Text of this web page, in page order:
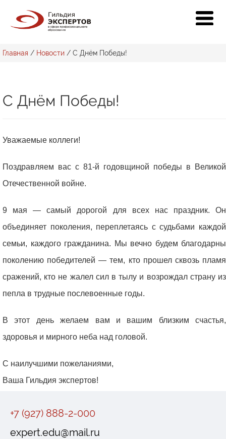
Главная / Новости / С Днём Победы!
С Днём Победы!
Уважаемые коллеги!
Поздравляем вас с 81-й годовщиной победы в Великой
Отечественной войне.
9 мая — самый дорогой для всех нас праздник. Он
объединяет поколения, переплетаясь с судьбами каждой
семьи, каждого гражданина. Мы вечно будем благодарны
поколению победителей — тем, кто прошел сквозь пламя
сражений, кто не жалел сил в тылу и возрождал страну из
пепла в трудные послевоенные годы.
В этот день желаем вам и вашим близким счастья,
здоровья и мирного неба над головой.
С наилучшими пожеланиями,
Ваша Гильдия экспертов!
+7 (927) 888-2-000
expert.edu@mail.ru